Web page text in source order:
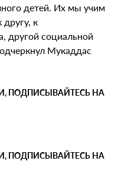
детей. Их мы учим
к
другой социальной
Мукаддас
ПОДПИСЫВАЙТЕСЬ НА
ПОДПИСЫВАЙТЕСЬ НА